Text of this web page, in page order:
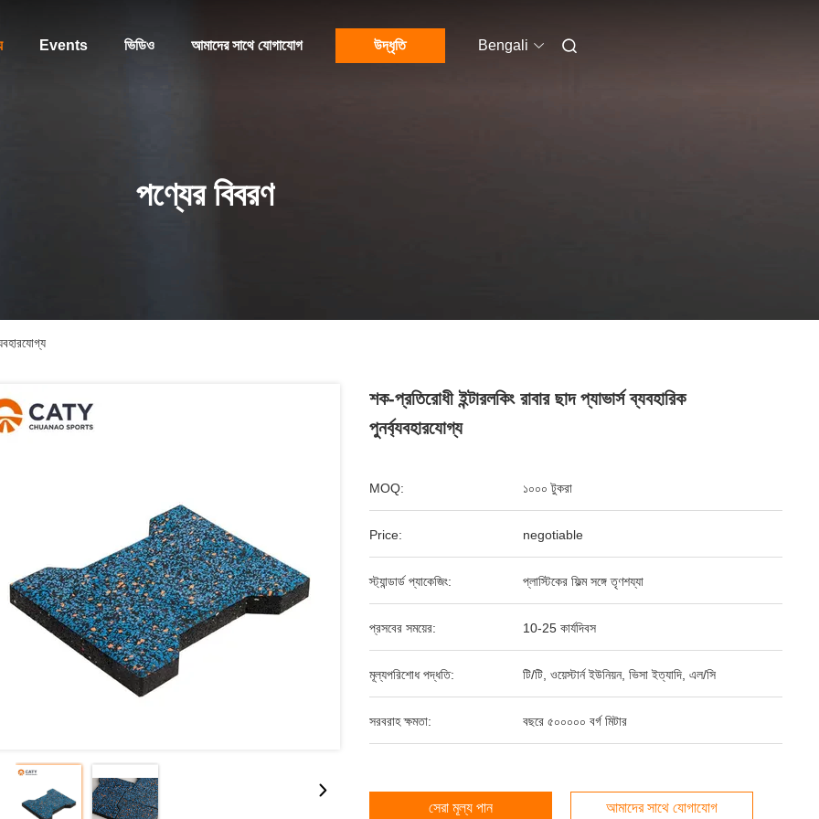
Events ভিডিও আমাদের সাথে যোগাযোগ উদ্ধৃতি Bengali
পণ্যের বিবরণ
শক-প্রতিরোধী ইন্টারলকিং রাবার ছাদ প্যাভার্স ব্যবহারিক
পুনর্ব্যবহারযোগ্য
MOQ: ১০০০ টুকরা
Price: negotiable
স্ট্যান্ডার্ড প্যাকেজিং: প্লাস্টিকের ফিল্ম সঙ্গে তৃণশয্যা
প্রসবের সময়ের: 10-25 কার্যদিবস
মূল্যপরিশোধ পদ্ধতি: টি/টি, ওয়েস্টার্ন ইউনিয়ন, ভিসা ইত্যাদি, এল/সি
সরবরাহ ক্ষমতা: বছরে ৫০০০০০ বর্গ মিটার
সেরা মূল্য পান আমাদের সাথে যোগাযোগ